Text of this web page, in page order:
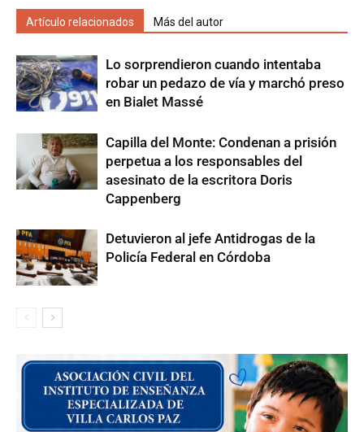
Artículo relacionados Más del autor
Lo sorprendieron cuando intentaba
robar un pedazo de vía y marchó preso
en Bialet Massé
Capilla del Monte: Condenan a prisión
perpetua a los responsables del
asesinato de la escritora Doris
Cappenberg
Detuvieron al jefe Antidrogas de la
Policía Federal en Córdoba